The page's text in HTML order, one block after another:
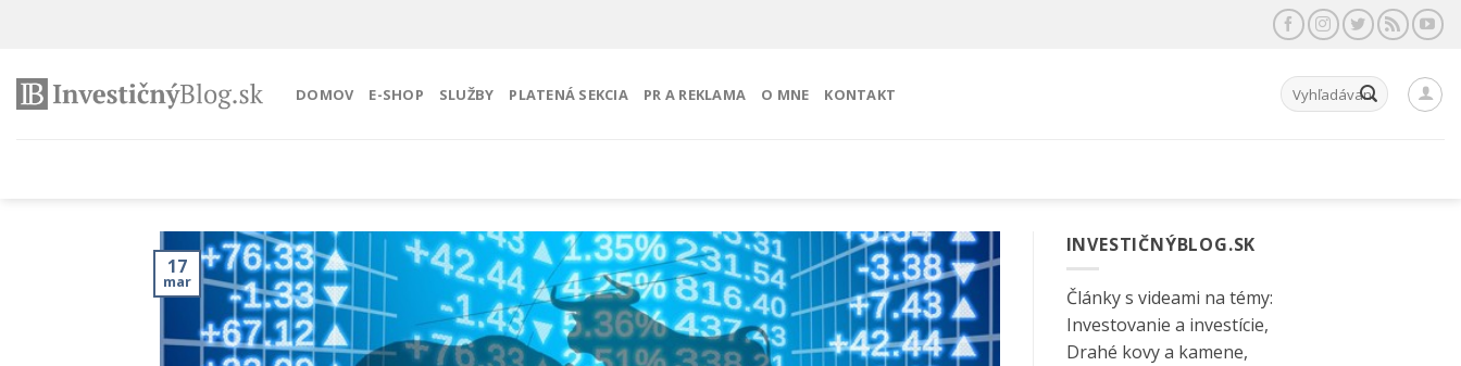
DOMOV E-SHOP SLUŽBY PLATENÁ SEKCIA PR A REKLAMA O MNE KONTAKT Hľadať:
17
mar
INVESTIČNÝBLOG.SK
Články s videami na témy:
Investovanie a investície,
Drahé kovy a kamene,